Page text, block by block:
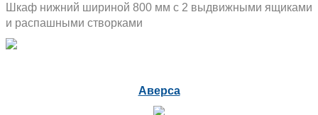
Шкаф нижний шириной 800 мм с 2 выдвижными ящиками
и распашными створками
Аверса